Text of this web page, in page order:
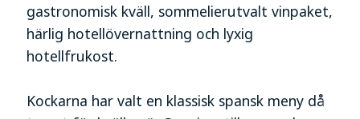
gastronomisk kväll, sommelierutvalt vinpaket,
härlig hotellövernattning och lyxig
hotellfrukost.
Kockarna har valt en klassisk spansk meny då